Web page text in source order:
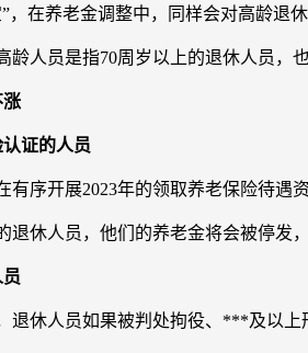
，在养老金调整中，同样会对高龄退休
龄人员是指70周岁以上的退休人员，
涨
认证的人员
有序开展2023年的领取养老保险待遇
退休人员，他们的养老金将会被停发
员
退休人员如果被判处拘役、***及以